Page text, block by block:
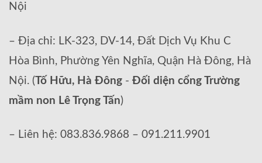
Nội
– Địa chỉ: LK-323, DV-14, Đất Dịch Vụ Khu C
Hòa Bình, Phường Yên Nghĩa, Quận Hà Đông, Hà
Nội. (Tố Hữu, Hà Đông - Đối diện cổng Trường
mầm non Lê Trọng Tấn)
– Liên hệ: 083.836.9868 – 091.211.9901